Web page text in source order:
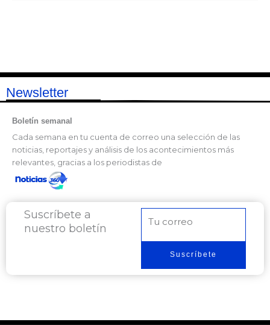
Newsletter
Boletín semanal
Cada semana en tu cuenta de correo una selección de las
noticias, reportajes y análisis de los acontecimientos más
relevantes, gracias a los periodistas de
Suscríbete a
nuestro boletín
electrónico
Suscríbete